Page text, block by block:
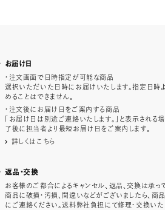
お届け日
・注文画面で日時指定が可能な商品
選択いただいた日時にお届けいたします。指定日時
めることはできません。
・注文後にお届け日をご案内する商品
「お届け日は別途ご連絡いたします。」と表示される
了後に担当者より最短お届け日をご案内します。
詳しくはこちら
返品・交換
お客様のご都合によるキャンセル、返品、交換は承っ
商品に破損・汚損、間違いなどがございましたら、商
にご連絡ください。送料弊社負担にて修理・交換いた